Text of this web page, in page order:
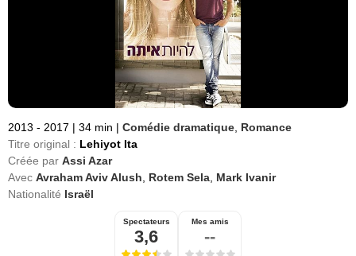
2013 - 2017 | 34 min | Comédie dramatique Romance
Titre original : Lehiyot Ita
Créée par Assi Azar
Avec Avraham Aviv Alush Rotem Sela Mark Ivanir
Nationalité Israël
Spectateurs
3,6
Mes amis
--